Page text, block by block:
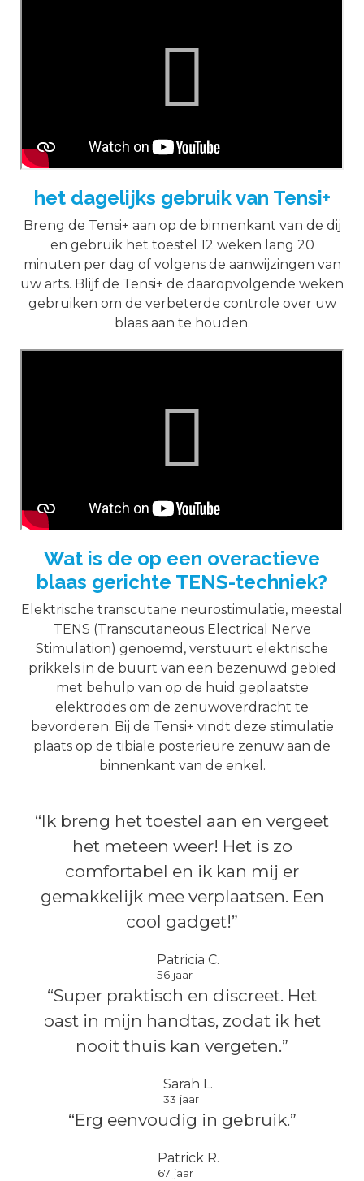
het dagelijks gebruik van Tensi+
Breng de Tensi+ aan op de binnenkant van de dij
en gebruik het toestel 12 weken lang 20
minuten per dag of volgens de aanwijzingen van
uw arts. Blijf de Tensi+ de daaropvolgende weken
gebruiken om de verbeterde controle over uw
blaas aan te houden.
Wat is de op een overactieve
blaas gerichte TENS-techniek?
Elektrische transcutane neurostimulatie, meestal
TENS (Transcutaneous Electrical Nerve
Stimulation) genoemd, verstuurt elektrische
prikkels in de buurt van een bezenuwd gebied
met behulp van op de huid geplaatste
elektrodes om de zenuwoverdracht te
bevorderen. Bij de Tensi+ vindt deze stimulatie
plaats op de tibiale posterieure zenuw aan de
binnenkant van de enkel.
“Ik breng het toestel aan en vergeet
het meteen weer! Het is zo
comfortabel en ik kan mij er
gemakkelijk mee verplaatsen. Een
cool gadget!”
Patricia C.
56 jaar
“Super praktisch en discreet. Het
past in mijn handtas, zodat ik het
nooit thuis kan vergeten.”
Sarah L.
33 jaar
“Erg eenvoudig in gebruik.”
Patrick R.
67 jaar